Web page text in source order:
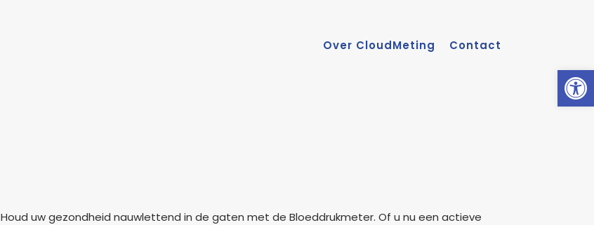
Over CloudMeting Contact
Houd uw gezondheid nauwlettend in de gaten met de Bloeddrukmeter. Of u nu een actieve